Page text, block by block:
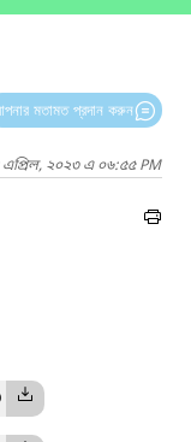
মতামত প্রদান করুন
এপ্রিল, ২০২৩ এ ০৬:৫৫ PM